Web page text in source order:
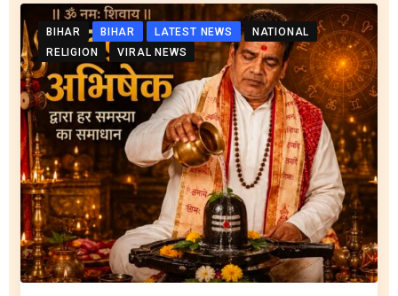
BIHAR BIHAR LATEST NEWS
NATIONAL
RELIGION
VIRAL NEWS